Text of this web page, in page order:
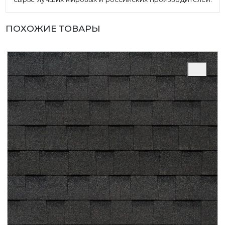
ПОХОЖИЕ ТОВАРЫ